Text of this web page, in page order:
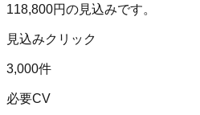
118,800円の見込みです。
見込みクリック
3,000件
必要CV